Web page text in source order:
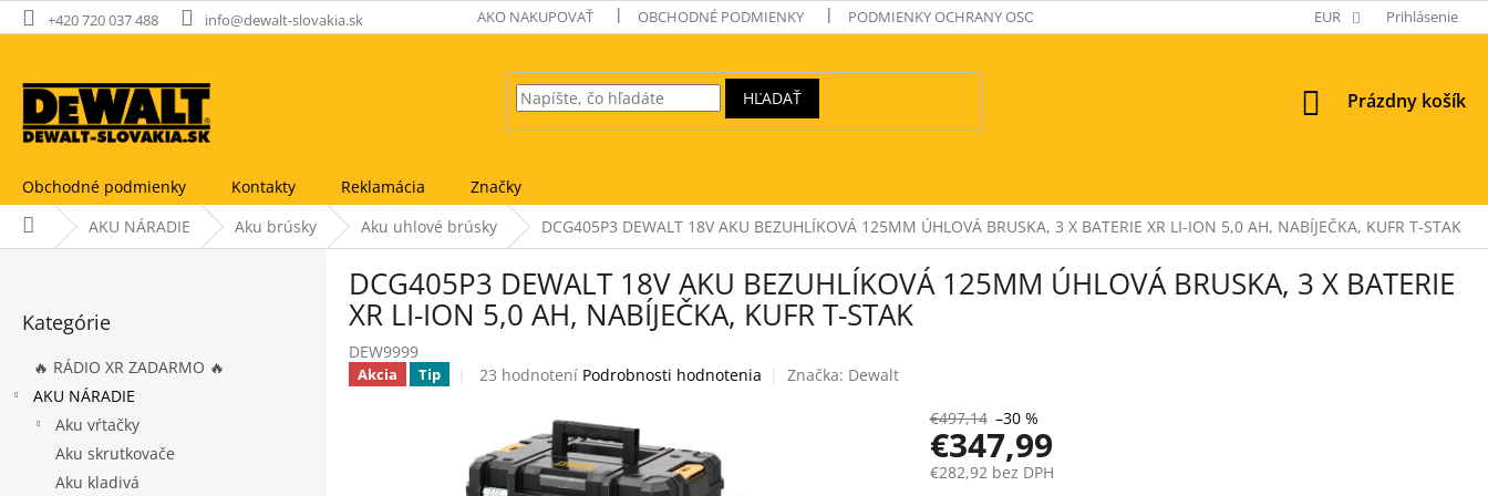
Prejsť
na
+420 720 037 488 info@dewalt-slovakia.sk AKO NAKUPOVAŤ OBCHODNÉ PODMIENKY PODMIENKY OCHRANY OSOBNÝCH ÚDAJOV EUR Prihlásenie
HĽADAŤ
NÁKUPNÝ
Prázdny košík
Obchodné podmienky Kontakty Reklamácia
Značky
DomovAKU NÁRADIE Aku brúsky Aku uhlové brúsky DCG405P3 DEWALT 18V AKU BEZUHLÍKOVÁ 125MM ÚHLOVÁ BRUSKA, 3 X BATERIE XR LI-ION 5,0 AH, NABÍJEČKA, KUFR T-STAK
kategórie
Kategórie
🔥 RÁDIO XR ZADARMO 🔥
AKU NÁRADIE
Aku vŕtačky
Aku skrutkovače
Aku kladivá
DCG405P3 DEWALT 18V AKU BEZUHLÍKOVÁ 125MM ÚHLOVÁ BRUSKA, 3 X BATERIE
XR LI-ION 5,0 AH, NABÍJEČKA, KUFR T-STAK
DEW9999
Akcia Tip
Priemerné
4,1
23 hodnotení Podrobnosti hodnotenia Značka: Dewalt
€497,14 –30 %
€347,99
€282,92 bez DPH